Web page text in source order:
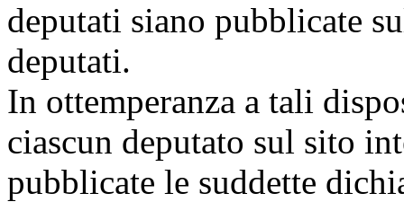
deputati siano pubblicate
deputati.
In ottemperanza a tali
ciascun deputato sul sito
pubblicate le suddette